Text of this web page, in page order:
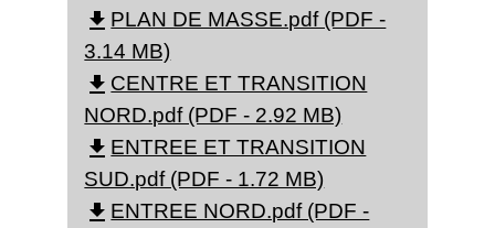
file_download PLAN DE MASSE.pdf (PDF -
3.14 MB)
file_download CENTRE ET TRANSITION
NORD.pdf (PDF - 2.92 MB)
file_download ENTREE ET TRANSITION
SUD.pdf (PDF - 1.72 MB)
file_download ENTREE NORD.pdf (PDF -